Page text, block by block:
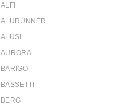
ALFI
ALURUNNER
ALUSI
AURORA
BARIGO
BASSETTI
BERG